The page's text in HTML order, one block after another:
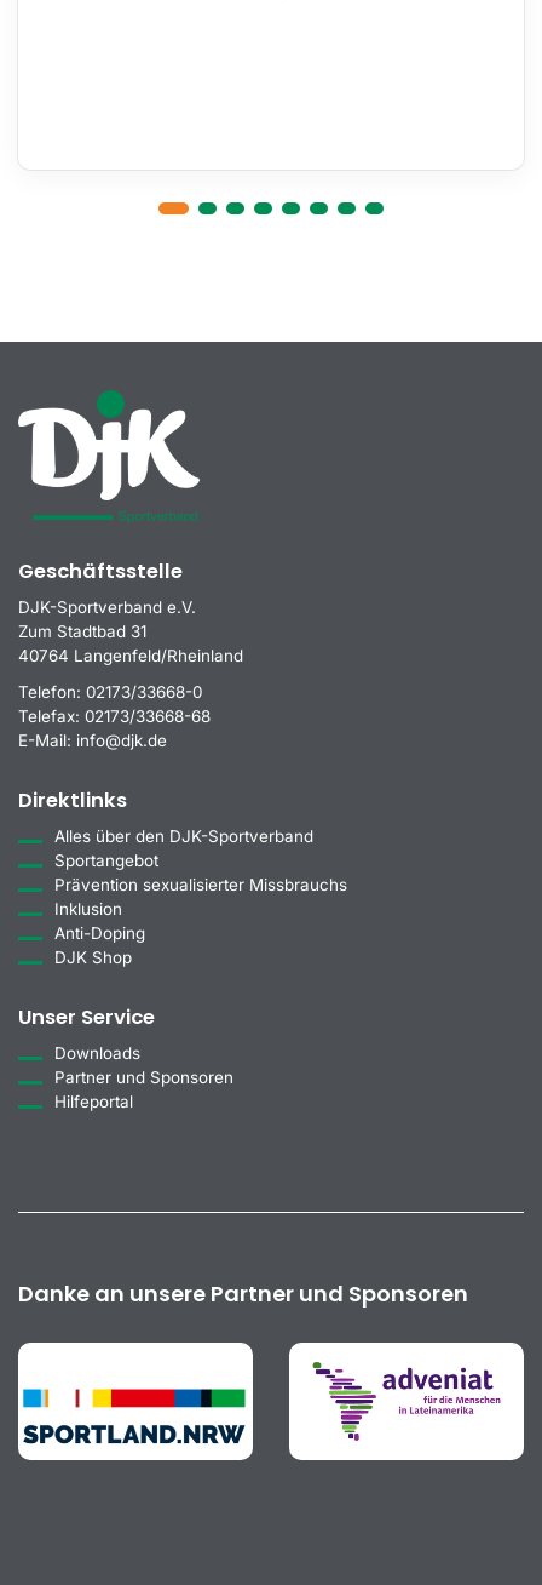
Geschäftsstelle
DJK-Sportverband e.V.
Zum Stadtbad 31
40764 Langenfeld/Rheinland
Telefon: 02173/33668-0
Telefax: 02173/33668-68
E-Mail: info@djk.de
Direktlinks
Alles über den DJK-Sportverband
Sportangebot
Prävention sexualisierter Missbrauchs
Inklusion
Anti-Doping
DJK Shop
Unser Service
Downloads
Partner und Sponsoren
Hilfeportal
Danke an unsere Partner und Sponsoren